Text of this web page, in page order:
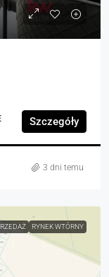
Szczegóły
3 dni temu
RYNEK WTÓRNY